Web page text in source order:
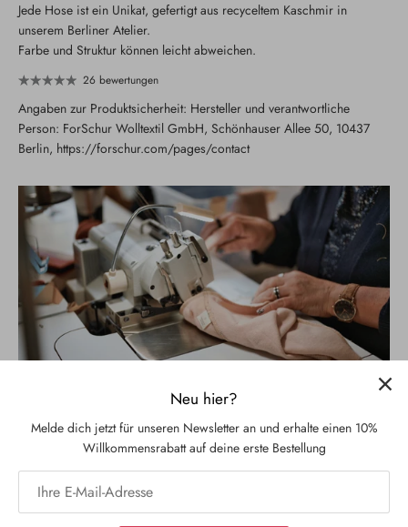
Jede Hose ist ein Unikat, gefertigt aus recyceltem Kaschmir in
unserem Berliner Atelier.
Farbe und Struktur können leicht abweichen.
26 bewertungen
Angaben zur Produktsicherheit: Hersteller und verantwortliche
Person: ForSchur Wolltextil GmbH, Schönhauser Allee 50, 10437
Berlin, https://forschur.com/pages/contact
Was ist Upcycling?
Neu hier?
Melde dich jetzt für unseren Newsletter an und erhalte einen 10%
Willkommensrabatt auf deine erste Bestellung